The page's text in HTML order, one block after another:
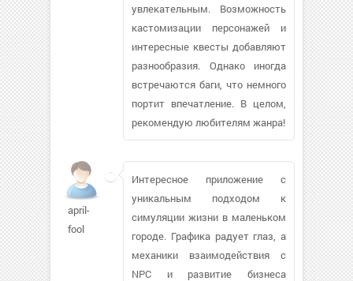
увлекательным. Возможность
кастомизации персонажей и
интересные квесты добавляют
разнообразия. Однако иногда
встречаются баги, что немного
портит впечатление. В целом,
рекомендую любителям жанра!
april-
fool
Интересное приложение с
уникальным подходом к
симуляции жизни в маленьком
городе. Графика радует глаз, а
механики взаимодействия с
NPC и развитие бизнеса